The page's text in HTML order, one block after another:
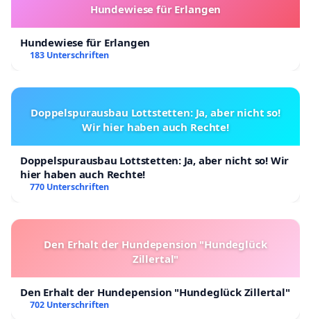
Hundewiese für Erlangen
Hundewiese für Erlangen
183 Unterschriften
Doppelspurausbau Lottstetten: Ja, aber nicht so!
Wir hier haben auch Rechte!
Doppelspurausbau Lottstetten: Ja, aber nicht so! Wir
hier haben auch Rechte!
770 Unterschriften
Den Erhalt der Hundepension "Hundeglück
Zillertal"
Den Erhalt der Hundepension "Hundeglück Zillertal"
702 Unterschriften